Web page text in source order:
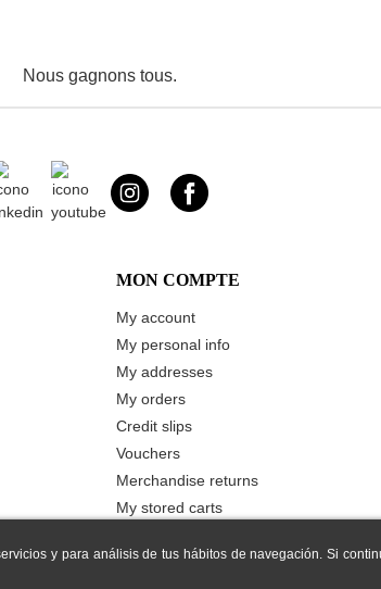
y para análisis de tus hábitos de navegación. Si
Nous gagnons tous.
MON COMPTE
My account
My personal info
My addresses
My orders
Credit slips
Vouchers
Merchandise returns
My stored carts